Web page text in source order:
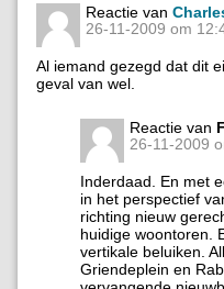
Reactie van
26-11-2009 om
Al iemand gezegd dat dit
geval van wel.
Reactie van
26-11-2009
Inderdaad. En met
in het perspectief
richting nieuw
huidige woontoren.
vertikale beluiken.
Griendeplein en